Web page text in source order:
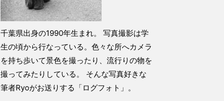
千葉県出身の1990年生まれ。 写真撮影は学
生の頃から行なっている。色々な所へカメラ
を持ち歩いて景色を撮ったり、流行りの物を
撮ってみたりしている。 そんな写真好きな
筆者Ryoがお送りする「ログフォト」。